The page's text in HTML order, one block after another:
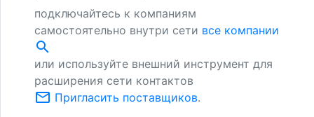
подключайтесь к компаниям
самостоятельно внутри сети все компании
search
или используйте внешний инструмент для
расширения сети контактов
mail_outline Пригласить поставщиков.